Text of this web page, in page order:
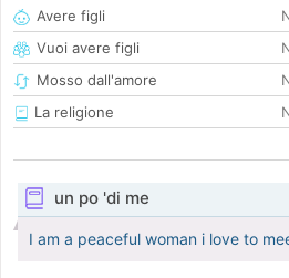
Avere figli
Vuoi avere figli
Mosso dall'amore
La religione
un po 'di me
I am a peaceful woman i love to